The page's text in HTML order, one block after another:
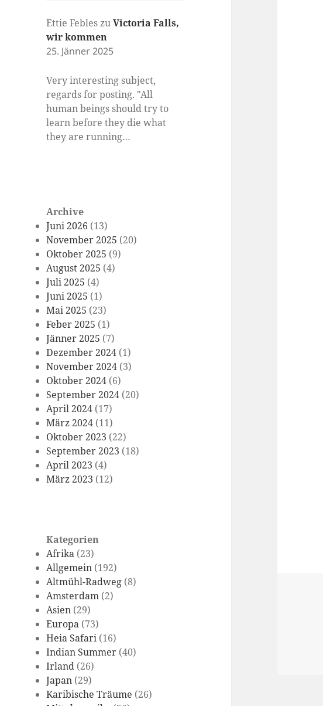
Ettie FebleszuVictoria Falls,
wir kommen
25. Jänner 2025
Very interesting subject,
regards for posting. "All
human beings should try to
learn before they die what
they are running…
Archive
Juni 2026 (13)
November 2025 (20)
Oktober 2025 (9)
August 2025 (4)
Juli 2025 (4)
Juni 2025 (1)
Mai 2025 (23)
Feber 2025 (1)
Jänner 2025 (7)
Dezember 2024 (1)
November 2024 (3)
Oktober 2024 (6)
September 2024 (20)
April 2024 (17)
März 2024 (11)
Oktober 2023 (22)
September 2023 (18)
April 2023 (4)
März 2023 (12)
Kategorien
Afrika (23)
Allgemein (192)
Altmühl-Radweg (8)
Amsterdam (2)
Asien (29)
Europa (73)
Heia Safari (16)
Indian Summer (40)
Irland (26)
Japan (29)
Karibische Träume (26)